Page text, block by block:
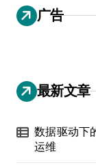
广告
最新文章
数据驱动下
运维